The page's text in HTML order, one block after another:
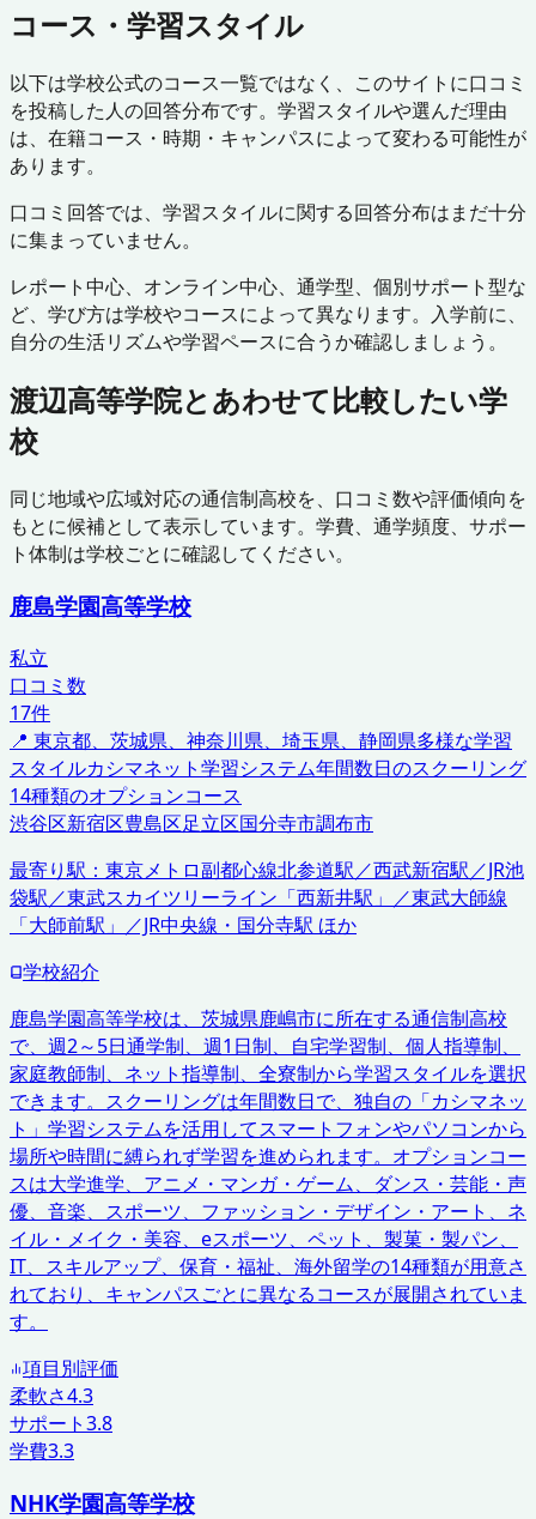
コース・学習スタイル
以下は学校公式のコース一覧ではなく、このサイトに口コミ
を投稿した人の回答分布です。学習スタイルや選んだ理由
は、在籍コース・時期・キャンパスによって変わる可能性が
あります。
口コミ回答では、学習スタイルに関する回答分布はまだ十分
に集まっていません。
レポート中心、オンライン中心、通学型、個別サポート型な
ど、学び方は学校やコースによって異なります。入学前に、
自分の生活リズムや学習ペースに合うか確認しましょう。
渡辺高等学院とあわせて比較したい学
校
同じ地域や広域対応の通信制高校を、口コミ数や評価傾向を
もとに候補として表示しています。学費、通学頻度、サポー
ト体制は学校ごとに確認してください。
鹿島学園高等学校
私立
口コミ数
17件
📍 東京都、茨城県、神奈川県、埼玉県、静岡県多様な学習
スタイルカシマネット学習システム年間数日のスクーリング
14種類のオプションコース
渋谷区新宿区豊島区足立区国分寺市調布市
最寄り駅： 東京メトロ副都心線北参道駅／西武新宿駅／JR池
袋駅／東武スカイツリーライン「西新井駅」／東武大師線
「大師前駅」／JR中央線・国分寺駅 ほか
学校紹介
鹿島学園高等学校は、茨城県鹿嶋市に所在する通信制高校
で、週2～5日通学制、週1日制、自宅学習制、個人指導制、
家庭教師制、ネット指導制、全寮制から学習スタイルを選択
できます。スクーリングは年間数日で、独自の「カシマネッ
ト」学習システムを活用してスマートフォンやパソコンから
場所や時間に縛られず学習を進められます。オプションコー
スは大学進学、アニメ・マンガ・ゲーム、ダンス・芸能・声
優、音楽、スポーツ、ファッション・デザイン・アート、ネ
イル・メイク・美容、eスポーツ、ペット、製菓・製パン、
IT、スキルアップ、保育・福祉、海外留学の14種類が用意さ
れており、キャンパスごとに異なるコースが展開されていま
す。
項目別評価
柔軟さ4.3
サポート3.8
学費3.3
NHK学園高等学校